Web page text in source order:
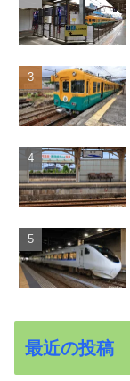
最近の投稿